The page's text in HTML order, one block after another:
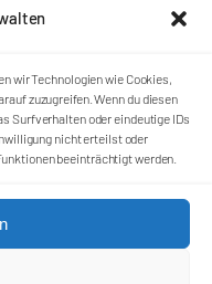
wir Technologien wie Cookies,
zuzugreifen. Wenn du diesen
Surfverhalten oder eindeutige IDs
nicht erteilst oder
beeinträchtigt werden.